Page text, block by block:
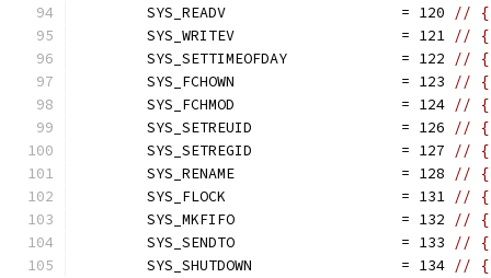
	SYS_READV                    = 120
// {
	SYS_WRITEV                   = 121
// {
	SYS_SETTIMEOFDAY             = 122
// {
	SYS_FCHOWN                   = 123
// {
	SYS_FCHMOD                   = 124
// {
	SYS_SETREUID                 = 126
// {
	SYS_SETREGID                 = 127
// {
	SYS_RENAME                   = 128
// {
	SYS_FLOCK                    = 131
// {
	SYS_MKFIFO                   = 132
// {
	SYS_SENDTO                   = 133
// {
	SYS_SHUTDOWN                 = 134
// {